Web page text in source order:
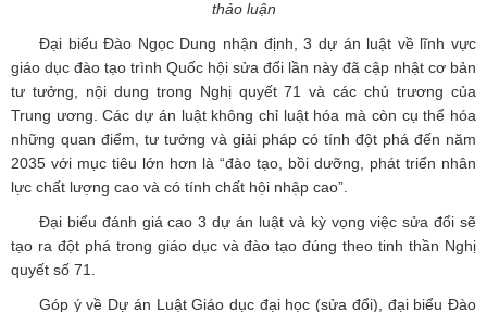
thảo luận
Đại biểu Đào Ngọc Dung nhận định, 3 dự án luật về lĩnh vực
giáo dục đào tạo trình Quốc hội sửa đổi lần này đã cập nhật cơ bản
tư tưởng, nội dung trong Nghị quyết 71 và các chủ trương của
Trung ương. Các dự án luật không chỉ luật hóa mà còn cụ thể hóa
những quan điểm, tư tưởng và giải pháp có tính đột phá đến năm
2035 với mục tiêu lớn hơn là “đào tạo, bồi dưỡng, phát triển nhân
lực chất lượng cao và có tính chất hội nhập cao”.
Đại biểu đánh giá cao 3 dự án luật và kỳ vọng việc sửa đổi sẽ
tạo ra đột phá trong giáo dục và đào tạo đúng theo tinh thần Nghị
quyết số 71.
Góp ý về Dự án Luật Giáo dục đại học (sửa đổi), đại biểu Đào